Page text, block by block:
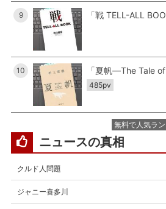
9 「戦 TELL-ALL
10 「夏帆―The Tale
485pv
無料で人気ラ
ニュースの真相
クルド人問題
ジャニー喜多川